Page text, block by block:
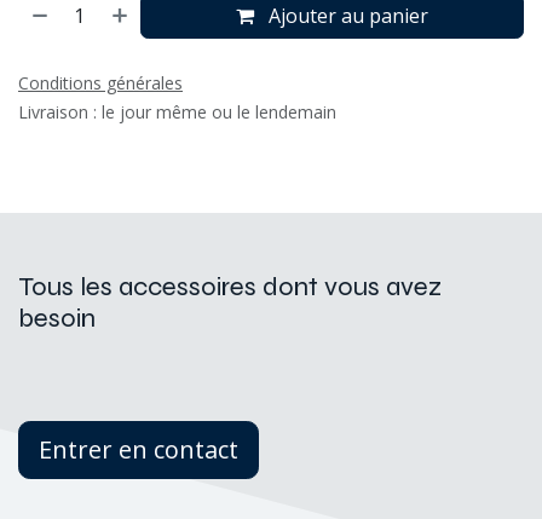
Ajouter au panier
Conditions générales
Livraison : le jour même ou le lendemain
Tous les accessoires dont vous avez
besoin
Entrer en contact